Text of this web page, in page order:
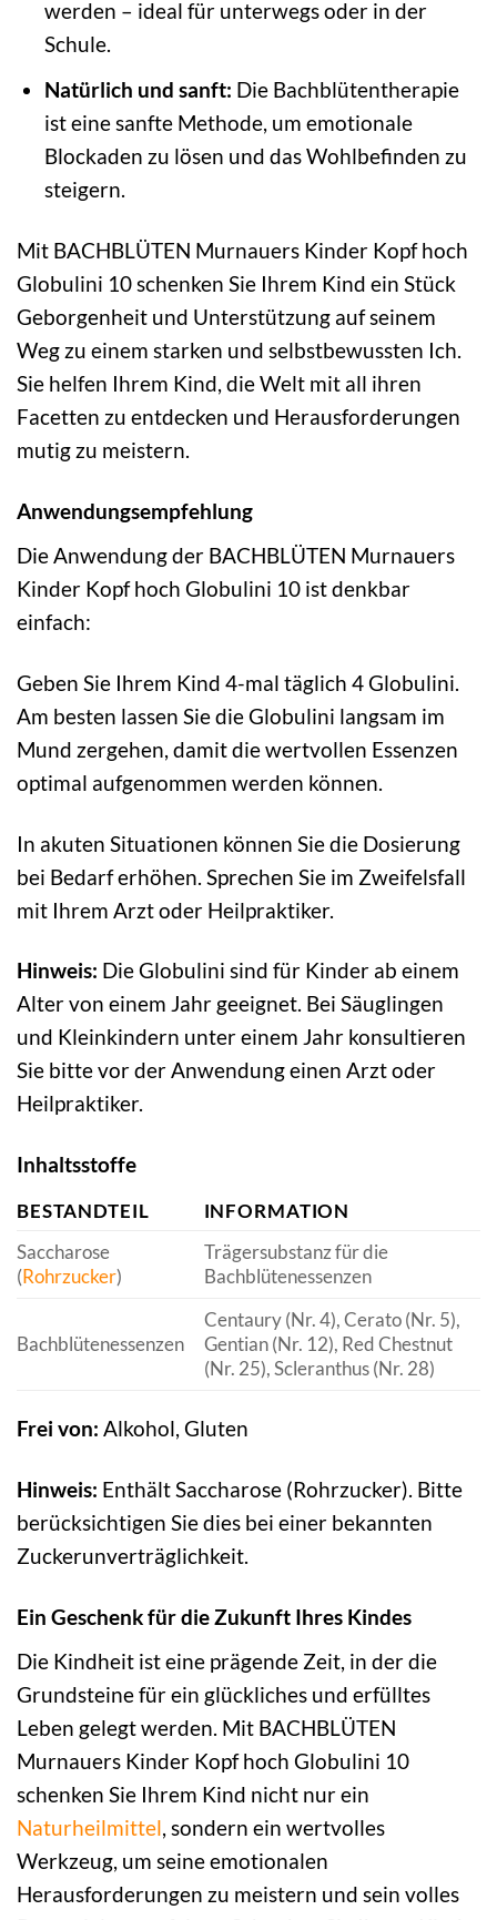
werden – ideal für unterwegs oder in der
Schule.
Natürlich und sanft: Die Bachblütentherapie
ist eine sanfte Methode, um emotionale
Blockaden zu lösen und das Wohlbefinden zu
steigern.
Mit BACHBLÜTEN Murnauers Kinder Kopf hoch
Globulini 10 schenken Sie Ihrem Kind ein Stück
Geborgenheit und Unterstützung auf seinem
Weg zu einem starken und selbstbewussten Ich.
Sie helfen Ihrem Kind, die Welt mit all ihren
Facetten zu entdecken und Herausforderungen
mutig zu meistern.
Anwendungsempfehlung
Die Anwendung der BACHBLÜTEN Murnauers
Kinder Kopf hoch Globulini 10 ist denkbar
einfach:
Geben Sie Ihrem Kind 4-mal täglich 4 Globulini.
Am besten lassen Sie die Globulini langsam im
Mund zergehen, damit die wertvollen Essenzen
optimal aufgenommen werden können.
In akuten Situationen können Sie die Dosierung
bei Bedarf erhöhen. Sprechen Sie im Zweifelsfall
mit Ihrem Arzt oder Heilpraktiker.
Hinweis: Die Globulini sind für Kinder ab einem
Alter von einem Jahr geeignet. Bei Säuglingen
und Kleinkindern unter einem Jahr konsultieren
Sie bitte vor der Anwendung einen Arzt oder
Heilpraktiker.
Inhaltsstoffe
BESTANDTEIL
INFORMATION
Saccharose
(Rohrzucker)
Trägersubstanz für die
Bachblütenessenzen
Bachblütenessenzen
Centaury (Nr. 4), Cerato (Nr. 5),
Gentian (Nr. 12), Red Chestnut
(Nr. 25), Scleranthus (Nr. 28)
Frei von: Alkohol, Gluten
Hinweis: Enthält Saccharose (Rohrzucker). Bitte
berücksichtigen Sie dies bei einer bekannten
Zuckerunverträglichkeit.
Ein Geschenk für die Zukunft Ihres Kindes
Die Kindheit ist eine prägende Zeit, in der die
Grundsteine für ein glückliches und erfülltes
Leben gelegt werden. Mit BACHBLÜTEN
Murnauers Kinder Kopf hoch Globulini 10
schenken Sie Ihrem Kind nicht nur ein
Naturheilmittel, sondern ein wertvolles
Werkzeug, um seine emotionalen
Herausforderungen zu meistern und sein volles